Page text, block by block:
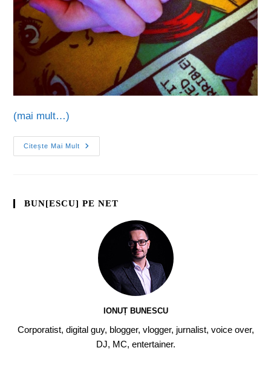
(mai mult…)
Citește Mai Mult
BUN[ESCU] PE NET
IONUȚ BUNESCU
Corporatist, digital guy, blogger, vlogger, jurnalist, voice over,
DJ, MC, entertainer.